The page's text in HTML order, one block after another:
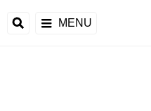
MENU